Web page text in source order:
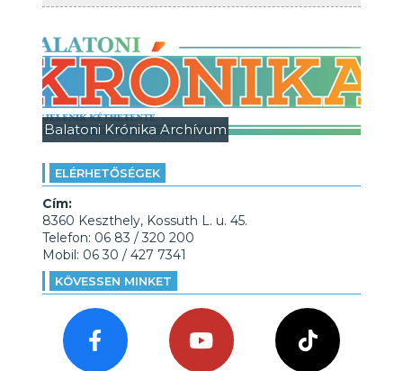
Balatoni Krónika Archívum
ELÉRHETŐSÉGEK
Cím:
8360 Keszthely, Kossuth L. u. 45.
Telefon: 06 83 / 320 200
Mobil: 06 30 / 427 7341
KÖVESSEN MINKET